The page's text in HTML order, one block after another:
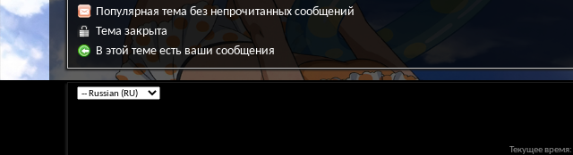
Популярная тема без непрочитанных сообщений
Тема закрыта
В этой теме есть ваши сообщения
Текущее время: